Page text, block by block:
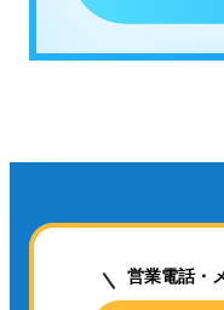
営業電話・